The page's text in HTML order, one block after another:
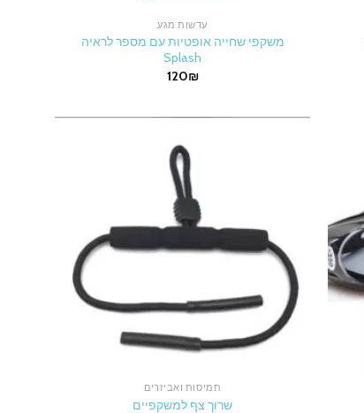
עדשות מגע
משקפי שחייה אופטיות עם מספר לראיה
Splash
120₪
תמיסות ואביזרים
שרוך צף למשקפיים